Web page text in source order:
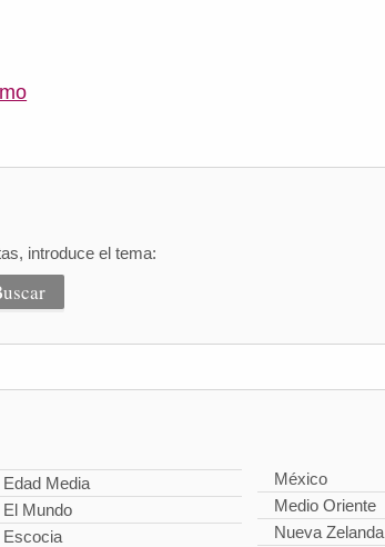
introduce el tema:
Edad Media
El Mundo
Escocia
México
Medio Oriente
Nueva Zelanda